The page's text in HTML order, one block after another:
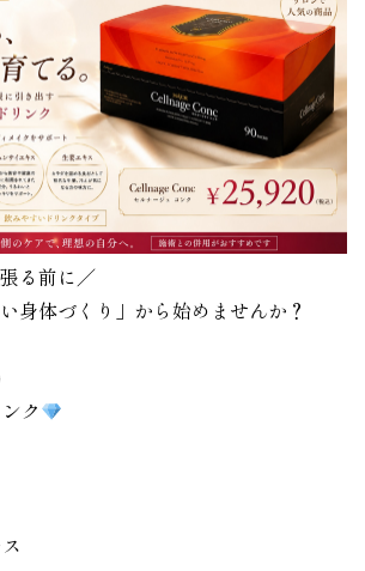
る前に／
身体づくり」から始めませんか？
ク